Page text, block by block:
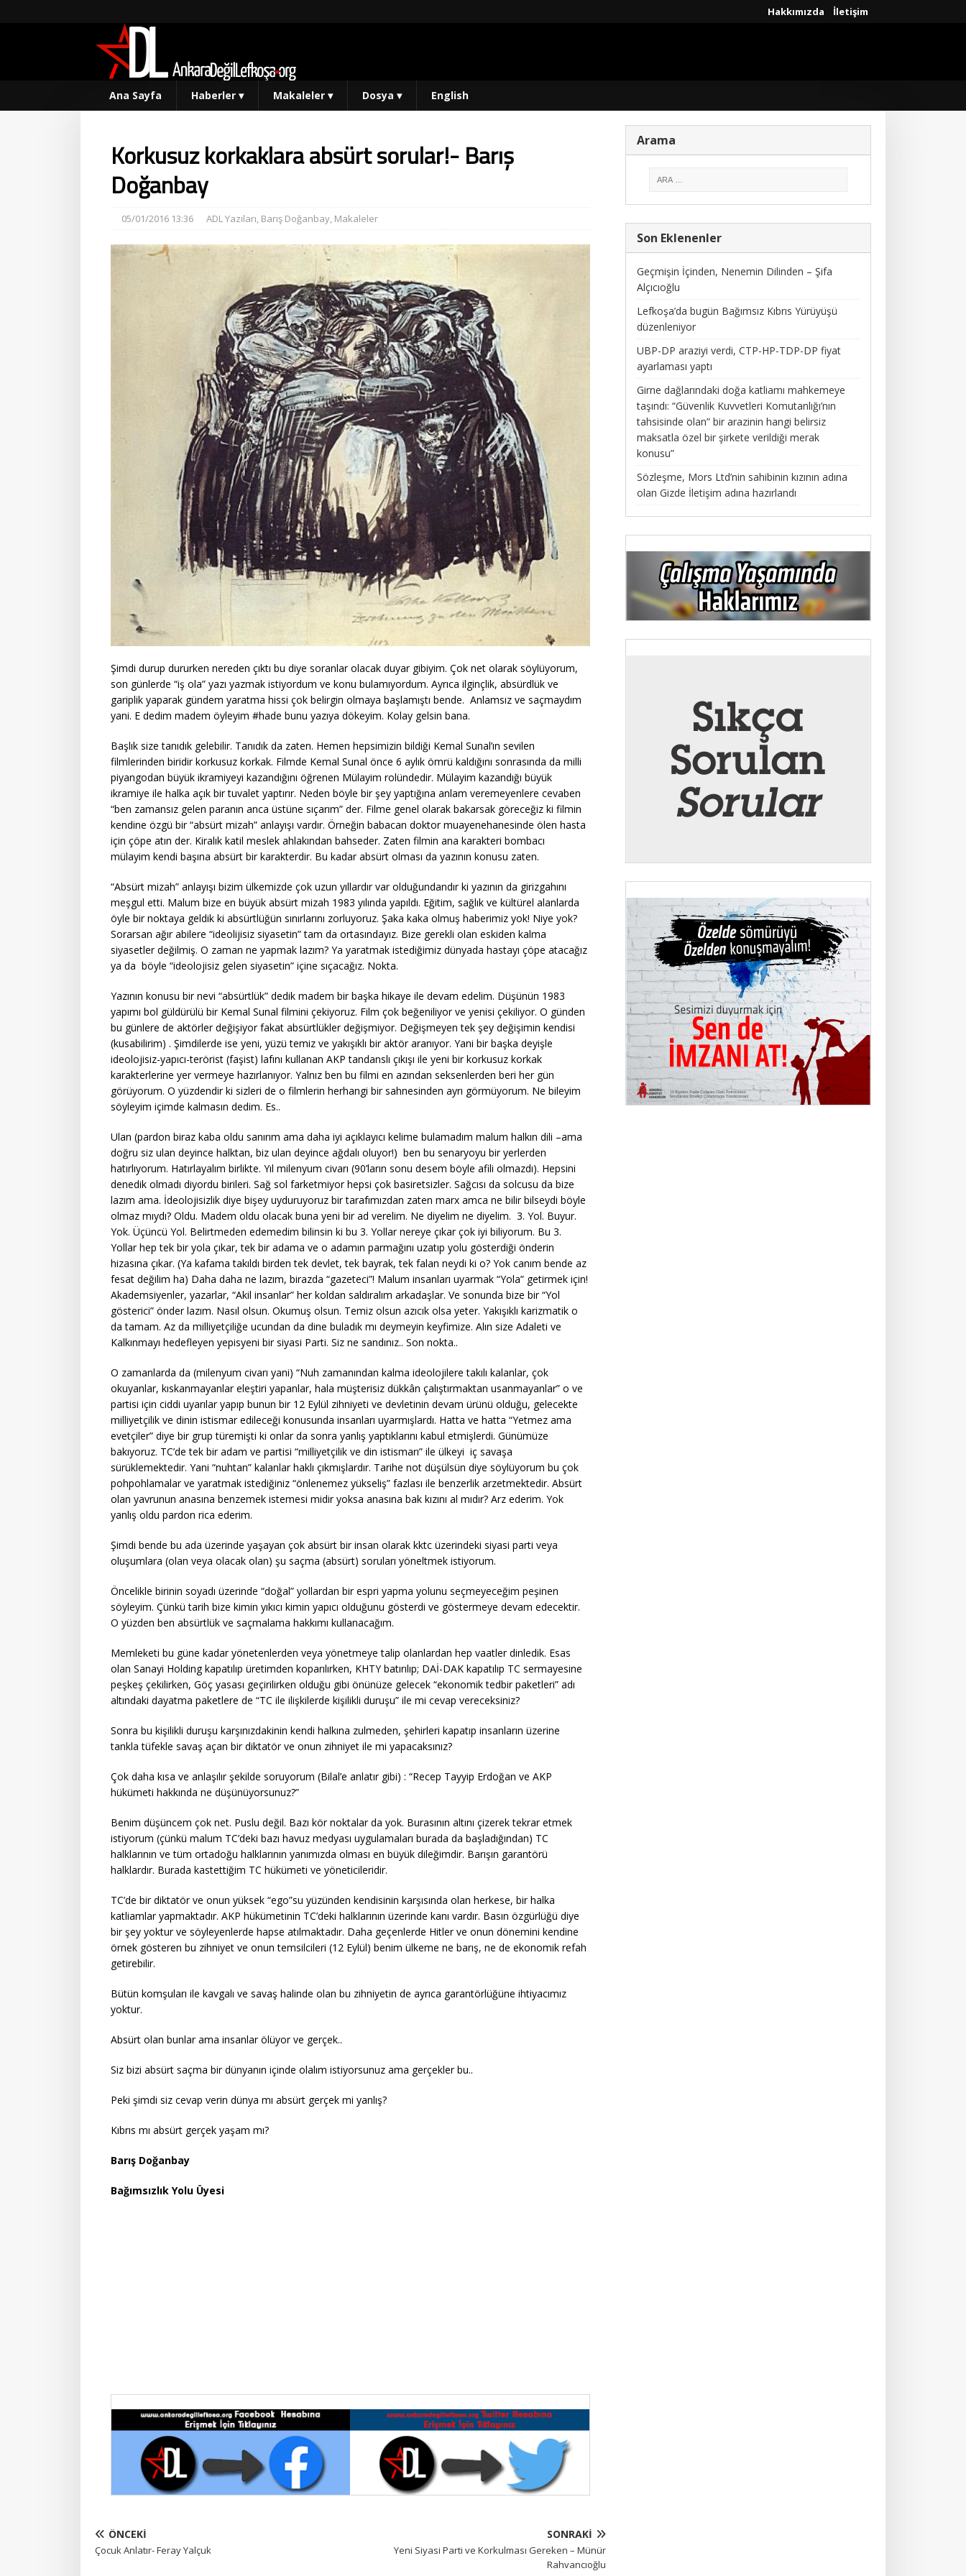
Hakkımızda İletişim
Ana Sayfa Haberler ▾ Makaleler ▾ Dosya ▾ English
Korkusuz korkaklara absürt sorular!- Barış
Doğanbay
05/01/2016 13:36 ADL Yazıları, Barış Doğanbay, Makaleler
Şimdi durup dururken nereden çıktı bu diye soranlar olacak duyar gibiyim. Çok net olarak söylüyorum,
son günlerde “iş ola” yazı yazmak istiyordum ve konu bulamıyordum. Ayrıca ilginçlik, absürdlük ve
gariplik yaparak gündem yaratma hissi çok belirgin olmaya başlamıştı bende. Anlamsız ve saçmaydım
yani. E dedim madem öyleyim #hade bunu yazıya dökeyim. Kolay gelsin bana.
Başlık size tanıdık gelebilir. Tanıdık da zaten. Hemen hepsimizin bildiği Kemal Sunal’ın sevilen
filmlerinden biridir korkusuz korkak. Filmde Kemal Sunal önce 6 aylık ömrü kaldığını sonrasında da milli
piyangodan büyük ikramiyeyi kazandığını öğrenen Mülayim rolündedir. Mülayim kazandığı büyük
ikramiye ile halka açık bir tuvalet yaptırır. Neden böyle bir şey yaptığına anlam veremeyenlere cevaben
“ben zamansız gelen paranın anca üstüne sıçarım” der. Filme genel olarak bakarsak göreceğiz ki filmin
kendine özgü bir “absürt mizah” anlayışı vardır. Örneğin babacan doktor muayenehanesinde ölen hasta
için çöpe atın der. Kiralık katil meslek ahlakından bahseder. Zaten filmin ana karakteri bombacı
mülayim kendi başına absürt bir karakterdir. Bu kadar absürt olması da yazının konusu zaten.
“Absürt mizah” anlayışı bizim ülkemizde çok uzun yıllardır var olduğundandır ki yazının da girizgahını
meşgul etti. Malum bize en büyük absürt mizah 1983 yılında yapıldı. Eğitim, sağlık ve kültürel alanlarda
öyle bir noktaya geldik ki absürtlüğün sınırlarını zorluyoruz. Şaka kaka olmuş haberimiz yok! Niye yok?
Sorarsan ağır abilere “ideolijisiz siyasetin” tam da ortasındayız. Bize gerekli olan eskiden kalma
siyasetler değilmiş. O zaman ne yapmak lazım? Ya yaratmak istediğimiz dünyada hastayı çöpe atacağız
ya da böyle “ideolojisiz gelen siyasetin” içine sıçacağız. Nokta.
Yazının konusu bir nevi “absürtlük” dedik madem bir başka hikaye ile devam edelim. Düşünün 1983
yapımı bol güldürülü bir Kemal Sunal filmini çekiyoruz. Film çok beğeniliyor ve yenisi çekiliyor. O günden
bu günlere de aktörler değişiyor fakat absürtlükler değişmiyor. Değişmeyen tek şey değişimin kendisi
(kusabilirim) . Şimdilerde ise yeni, yüzü temiz ve yakışıklı bir aktör aranıyor. Yani bir başka deyişle
ideolojisiz-yapıcı-terörist (faşist) lafını kullanan AKP tandanslı çıkışı ile yeni bir korkusuz korkak
karakterlerine yer vermeye hazırlanıyor. Yalnız ben bu filmi en azından seksenlerden beri her gün
görüyorum. O yüzdendir ki sizleri de o filmlerin herhangi bir sahnesinden ayrı görmüyorum. Ne bileyim
söyleyim içimde kalmasın dedim. Es..
Ulan (pardon biraz kaba oldu sanırım ama daha iyi açıklayıcı kelime bulamadım malum halkın dili –ama
doğru siz ulan deyince halktan, biz ulan deyince ağdalı oluyor!) ben bu senaryoyu bir yerlerden
hatırlıyorum. Hatırlayalım birlikte. Yıl milenyum civarı (90’ların sonu desem böyle afili olmazdı). Hepsini
denedik olmadı diyordu birileri. Sağ sol farketmiyor hepsi çok basiretsizler. Sağcısı da solcusu da bize
lazım ama. İdeolojisizlik diye bişey uyduruyoruz bir tarafımızdan zaten marx amca ne bilir bilseydi böyle
olmaz mıydı? Oldu. Madem oldu olacak buna yeni bir ad verelim. Ne diyelim ne diyelim. 3. Yol. Buyur.
Yok. Üçüncü Yol. Belirtmeden edemedim bilinsin ki bu 3. Yollar nereye çıkar çok iyi biliyorum. Bu 3.
Yollar hep tek bir yola çıkar, tek bir adama ve o adamın parmağını uzatıp yolu gösterdiği önderin
hizasına çıkar. (Ya kafama takıldı birden tek devlet, tek bayrak, tek falan neydi ki o? Yok canım bende az
fesat değilim ha) Daha daha ne lazım, birazda “gazeteci”! Malum insanları uyarmak “Yola” getirmek için!
Akademsiyenler, yazarlar, “Akil insanlar” her koldan saldıralım arkadaşlar. Ve sonunda bize bir “Yol
gösterici” önder lazım. Nasıl olsun. Okumuş olsun. Temiz olsun azıcık olsa yeter. Yakışıklı karizmatik o
da tamam. Az da milliyetçiliğe ucundan da dine buladık mı deymeyin keyfimize. Alın size Adaleti ve
Kalkınmayı hedefleyen yepisyeni bir siyasi Parti. Siz ne sandınız.. Son nokta..
O zamanlarda da (milenyum civarı yani) “Nuh zamanından kalma ideolojilere takılı kalanlar, çok
okuyanlar, kıskanmayanlar eleştiri yapanlar, hala müşterisiz dükkân çalıştırmaktan usanmayanlar” o ve
partisi için ciddi uyarılar yapıp bunun bir 12 Eylül zihniyeti ve devletinin devam ürünü olduğu, gelecekte
milliyetçilik ve dinin istismar edileceği konusunda insanları uyarmışlardı. Hatta ve hatta “Yetmez ama
evetçiler” diye bir grup türemişti ki onlar da sonra yanlış yaptıklarını kabul etmişlerdi. Günümüze
bakıyoruz. TC’de tek bir adam ve partisi “milliyetçilik ve din istismarı” ile ülkeyi iç savaşa
sürüklemektedir. Yani “nuhtan” kalanlar haklı çıkmışlardır. Tarihe not düşülsün diye söylüyorum bu çok
pohpohlamalar ve yaratmak istediğiniz “önlenemez yükseliş” fazlası ile benzerlik arzetmektedir. Absürt
olan yavrunun anasına benzemek istemesi midir yoksa anasına bak kızını al mıdır? Arz ederim. Yok
yanlış oldu pardon rica ederim.
Şimdi bende bu ada üzerinde yaşayan çok absürt bir insan olarak kktc üzerindeki siyasi parti veya
oluşumlara (olan veya olacak olan) şu saçma (absürt) soruları yöneltmek istiyorum.
Öncelikle birinin soyadı üzerinde “doğal” yollardan bir espri yapma yolunu seçmeyeceğim peşinen
söyleyim. Çünkü tarih bize kimin yıkıcı kimin yapıcı olduğunu gösterdi ve göstermeye devam edecektir.
O yüzden ben absürtlük ve saçmalama hakkımı kullanacağım.
Memleketi bu güne kadar yönetenlerden veya yönetmeye talip olanlardan hep vaatler dinledik. Esas
olan Sanayi Holding kapatılıp üretimden koparılırken, KHTY batırılıp; DAİ-DAK kapatılıp TC sermayesine
peşkeş çekilirken, Göç yasası geçirilirken olduğu gibi önünüze gelecek “ekonomik tedbir paketleri” adı
altındaki dayatma paketlere de “TC ile ilişkilerde kişilikli duruşu” ile mi cevap vereceksiniz?
Sonra bu kişilikli duruşu karşınızdakinin kendi halkına zulmeden, şehirleri kapatıp insanların üzerine
tankla tüfekle savaş açan bir diktatör ve onun zihniyet ile mi yapacaksınız?
Çok daha kısa ve anlaşılır şekilde soruyorum (Bilal’e anlatır gibi) : “Recep Tayyip Erdoğan ve AKP
hükümeti hakkında ne düşünüyorsunuz?”
Benim düşüncem çok net. Puslu değil. Bazı kör noktalar da yok. Burasının altını çizerek tekrar etmek
istiyorum (çünkü malum TC’deki bazı havuz medyası uygulamaları burada da başladığından) TC
halklarının ve tüm ortadoğu halklarının yanımızda olması en büyük dileğimdir. Barışın garantörü
halklardır. Burada kastettiğim TC hükümeti ve yöneticileridir.
TC’de bir diktatör ve onun yüksek “ego”su yüzünden kendisinin karşısında olan herkese, bir halka
katliamlar yapmaktadır. AKP hükümetinin TC’deki halklarının üzerinde kanı vardır. Basın özgürlüğü diye
bir şey yoktur ve söyleyenlerde hapse atılmaktadır. Daha geçenlerde Hitler ve onun dönemini kendine
örnek gösteren bu zihniyet ve onun temsilcileri (12 Eylül) benim ülkeme ne barış, ne de ekonomik refah
getirebilir.
Bütün komşuları ile kavgalı ve savaş halinde olan bu zihniyetin de ayrıca garantörlüğüne ihtiyacımız
yoktur.
Absürt olan bunlar ama insanlar ölüyor ve gerçek..
Siz bizi absürt saçma bir dünyanın içinde olalım istiyorsunuz ama gerçekler bu..
Peki şimdi siz cevap verin dünya mı absürt gerçek mi yanlış?
Kıbrıs mı absürt gerçek yaşam mı?
Barış Doğanbay
Bağımsızlık Yolu Üyesi
ÖNCEKI
Çocuk Anlatır- Feray Yalçuk
SONRAKI
Yeni Siyasi Parti ve Korkulması Gereken – Münür
Rahvancıoğlu
Arama
Son Eklenenler
Geçmişin İçinden, Nenemin Dilinden – Şifa
Alçıcıoğlu
Lefkoşa’da bugün Bağımsız Kıbrıs Yürüyüşü
düzenleniyor
UBP-DP araziyi verdi, CTP-HP-TDP-DP fiyat
ayarlaması yaptı
Girne dağlarındaki doğa katliamı mahkemeye
taşındı: “Güvenlik Kuvvetleri Komutanlığı’nın
tahsisinde olan” bir arazinin hangi belirsiz
maksatla özel bir şirkete verildiği merak
konusu”
Sözleşme, Mors Ltd’nin sahibinin kızının adına
olan Gizde İletişim adına hazırlandı